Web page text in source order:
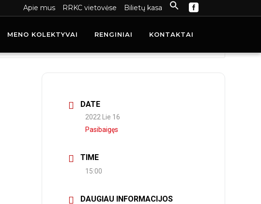
Apie mus RRKC vietovėse Bilietų kasa
MENO KOLEKTYVAI RENGINIAI KONTAKTAI
DATE
2022 Lie 16
Pasibaigęs
TIME
15:00
DAUGIAU INFORMACIJOS